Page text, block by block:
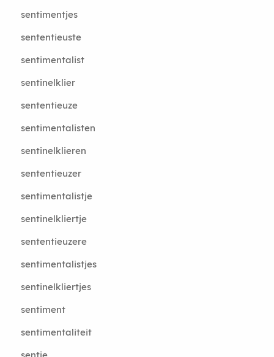
sentimentjes
sententieuste
sentimentalist
sentinelklier
sententieuze
sentimentalisten
sentinelklieren
sententieuzer
sentimentalistje
sentinelkliertje
sententieuzere
sentimentalistjes
sentinelkliertjes
sentiment
sentimentaliteit